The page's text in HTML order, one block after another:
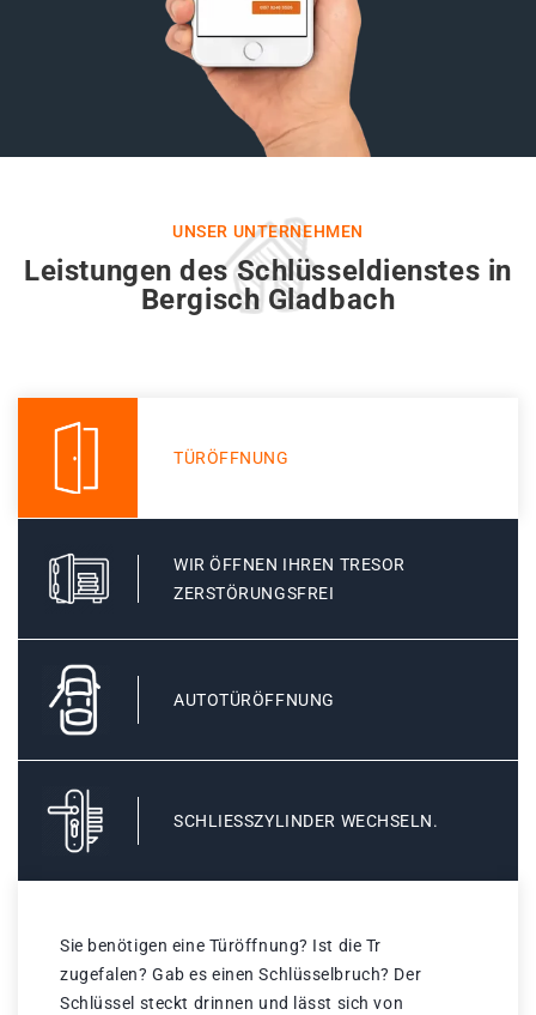
UNSER UNTERNEHMEN
Leistungen des Schlüsseldienstes in
Bergisch Gladbach
TÜRÖFFNUNG
WIR ÖFFNEN IHREN TRESOR
ZERSTÖRUNGSFREI
AUTOTÜRÖFFNUNG
SCHLIESSZYLINDER WECHSELN.
Sie benötigen eine Türöffnung? Ist die Tr
zugefalen? Gab es einen Schlüsselbruch? Der
Schlüssel steckt drinnen und lässt sich von